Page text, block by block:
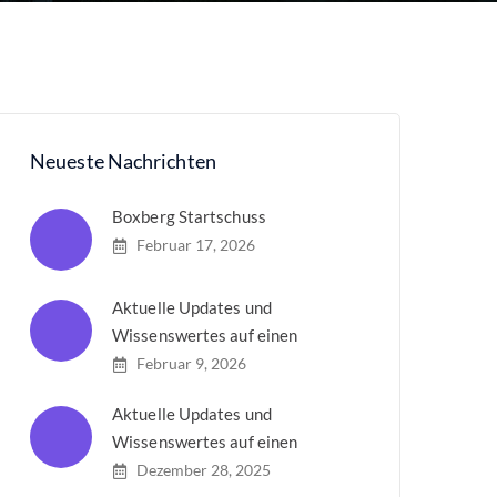
Neueste Nachrichten
Boxberg Startschuss
Februar 17, 2026
Aktuelle Updates und
Wissenswertes auf einen
Februar 9, 2026
Aktuelle Updates und
Wissenswertes auf einen
Dezember 28, 2025